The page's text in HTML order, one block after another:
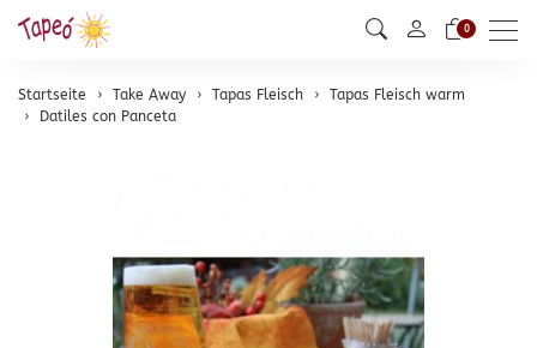
0
Startseite Take Away Tapas Fleisch
Tapas Fleisch warm
Datiles con Panceta